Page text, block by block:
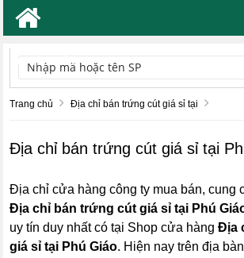
TÌM KIẾM
Trang chủ Địa chỉ bán trứng cút giá sỉ tại
Địa chỉ bán trứng cút giá sỉ tại
Địa chỉ cửa hàng công ty mua bán, cung
Địa chỉ bán trứng cút giá sỉ tại Phú
uy tín duy nhất có tại Shop cửa hàngĐịa
giá sỉ tại Phú Giáo. Hiện nay trên địa